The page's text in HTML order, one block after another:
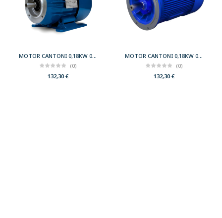
MOTOR CANTONI 0,18KW 0,25CV 3000 B34 T63 230/400 IE2
(0)
132,30€
MOTOR CANTONI 0,18KW 0,25CV 3000 B5 T63 230/400 IE2
(0)
132,30€